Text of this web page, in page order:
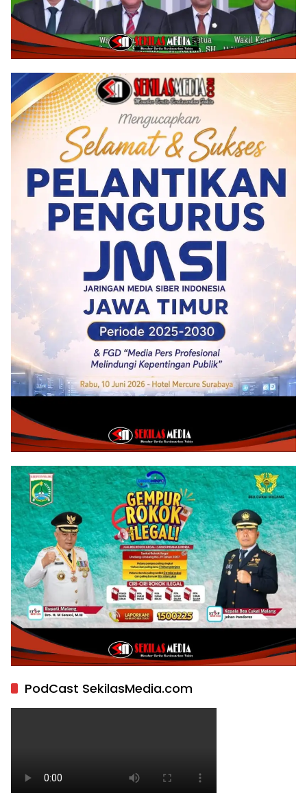
PodCast SekilasMedia.com